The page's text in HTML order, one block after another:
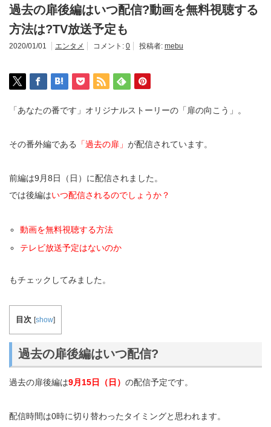
過去の扉後編はいつ配信?動画を無料視聴する
方法は?TV放送予定も
2020/01/01 エンタメ コメント: 0 投稿者: mebu
「あなたの番です」オリジナルストーリーの「扉の向こう」。
その番外編である 「過去の扉」 が配信されています。
前編は9月8日（日）に配信されました。
では後編はいつ配信されるのでしょうか？
動画を無料視聴する方法
テレビ放送予定はないのか
もチェックしてみました。
目次 [show]
過去の扉後編はいつ配信?
過去の扉後編は9月15日（日） の配信予定です。
配信時間は0時に切り替わったタイミングと思われます。